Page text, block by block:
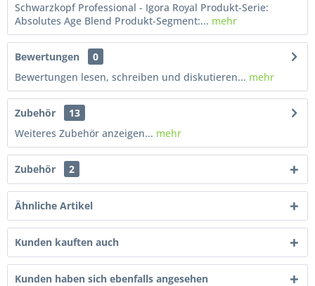
Schwarzkopf Professional - Igora Royal Produkt-Serie:
Absolutes Age Blend Produkt-Segment:... mehr
Bewertungen
0
Bewertungen lesen, schreiben und diskutieren... mehr
Zubehör
13
Weiteres Zubehör anzeigen... mehr
Zubehör 2
Ähnliche Artikel
Kunden kauften auch
Kunden haben sich ebenfalls angesehen